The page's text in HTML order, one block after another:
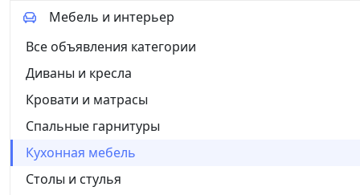
Мебель и интерьер
Все объявления категории
Диваны и кресла
Кровати и матрасы
Спальные гарнитуры
Кухонная мебель
Столы и стулья